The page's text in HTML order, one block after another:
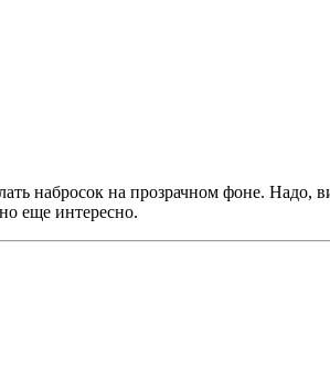
набросок на прозрачном фоне. Надо,
еще интересно.